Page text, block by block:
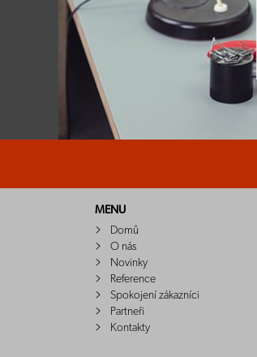
MENU
Domů
O nás
Novinky
Reference
Spokojení zákazníci
Partneři
Kontakty